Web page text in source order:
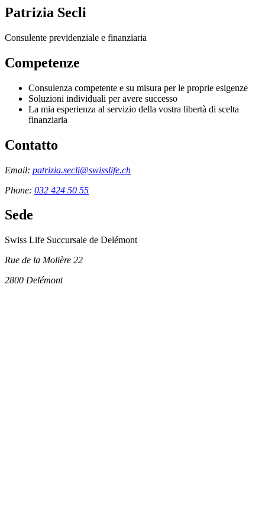
Patrizia Secli
Consulente previdenziale e finanziaria
Competenze
Consulenza competente e su misura per le proprie esigenze
Soluzioni individuali per avere successo
La mia esperienza al servizio della vostra libertà di scelta
finanziaria
Contatto
Email: patrizia.secli@swisslife.ch
Phone: 032 424 50 55
Sede
Swiss Life Succursale de Delémont
Rue de la Molière 22
2800 Delémont